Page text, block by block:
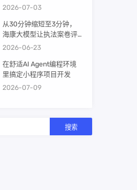
ESP32-C6 直接组 Thread
2026-07-03
从30分钟缩短至3分钟，
海康大模型让执法案卷评
查提效10倍！
2026-06-23
在舒适AI Agent编程环境
里搞定小程序项目开发
2026-07-09